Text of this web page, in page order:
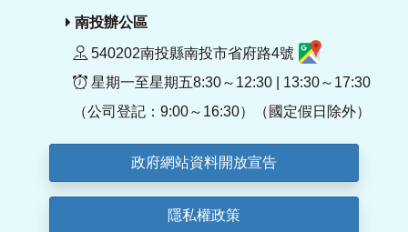
南投辦公區
540202南投縣南投市省府路4號
星期一至星期五8:30～12:30 | 13:30～17:30
（公司登記：9:00～16:30）（國定假日除外）
政府網站資料開放宣告
隱私權政策